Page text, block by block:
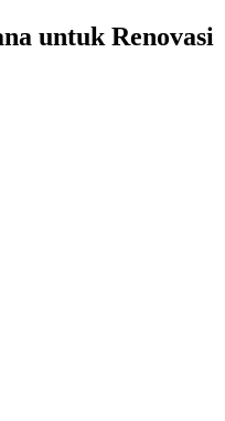
untuk Renovasi